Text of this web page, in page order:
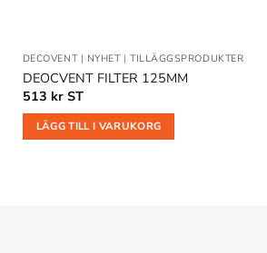
DECOVENT| NYHET|TILLÄGGSPRODUKTER
DEOCVENT FILTER 125MM
513 kr ST
LÄGG TILL I VARUKORG